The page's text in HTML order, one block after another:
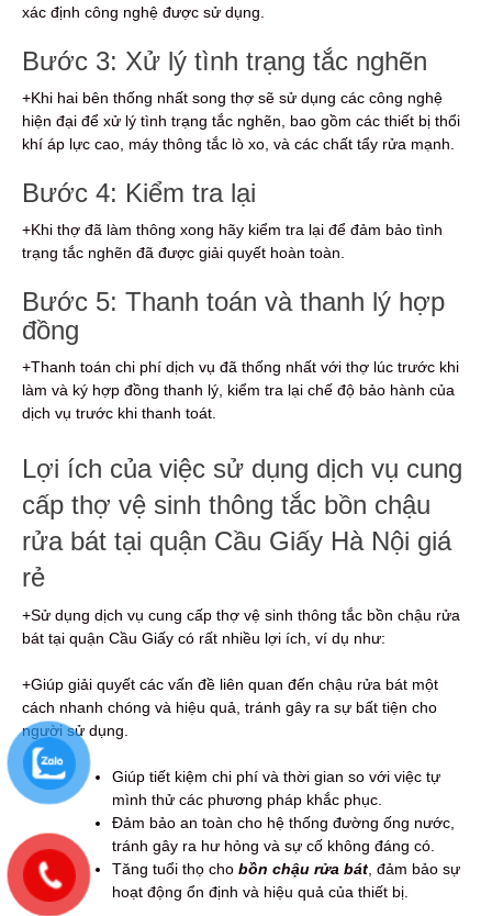
xác định công nghệ được sử dụng.
Bước 3: Xử lý tình trạng tắc nghẽn
+Khi hai bên thống nhất song thợ sẽ sử dụng các công nghệ
hiện đại để xử lý tình trạng tắc nghẽn, bao gồm các thiết bị thổi
khí áp lực cao, máy thông tắc lò xo, và các chất tẩy rửa mạnh.
Bước 4: Kiểm tra lại
+Khi thợ đã làm thông xong hãy kiểm tra lại để đảm bảo tình
trạng tắc nghẽn đã được giải quyết hoàn toàn.
Bước 5: Thanh toán và thanh lý hợp
đồng
+Thanh toán chi phí dịch vụ đã thống nhất với thợ lúc trước khi
làm và ký hợp đồng thanh lý, kiểm tra lại chế độ bảo hành của
dịch vụ trước khi thanh toát.
Lợi ích của việc sử dụng dịch vụ cung
cấp thợ vệ sinh thông tắc bồn chậu
rửa bát tại quận Cầu Giấy Hà Nội giá
rẻ
+Sử dụng dịch vụ cung cấp thợ vệ sinh thông tắc bồn chậu rửa
bát tại quận Cầu Giấy có rất nhiều lợi ích, ví dụ như:
+Giúp giải quyết các vấn đề liên quan đến chậu rửa bát một
cách nhanh chóng và hiệu quả, tránh gây ra sự bất tiện cho
người sử dụng.
Giúp tiết kiệm chi phí và thời gian so với việc tự
mình thử các phương pháp khắc phục.
Đảm bảo an toàn cho hệ thống đường ống nước,
tránh gây ra hư hỏng và sự cố không đáng có.
Tăng tuổi thọ cho bồn chậu rửa bát, đảm bảo sự
hoạt động ổn định và hiệu quả của thiết bị.